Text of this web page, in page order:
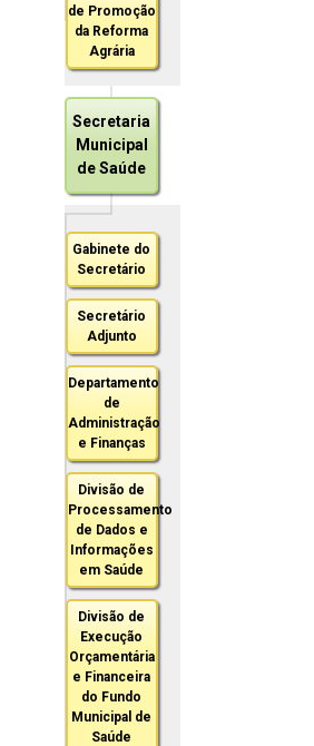
de Promoção
da Reforma
Agrária
Secretaria
Municipal
de Saúde
Gabinete do
Secretário
Secretário
Adjunto
Departamento
de
Administração
e Finanças
Divisão de
Processamento
de Dados e
Informações
em Saúde
Divisão de
Execução
Orçamentária
e Financeira
do Fundo
Municipal de
Saúde